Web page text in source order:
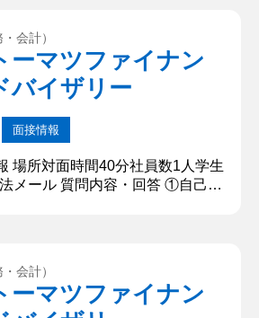
して○○祭実行委員に入ったのか
理由は2つあります。まず、自己
会計）
ーマツファイナン
バイザリー
面接情報
場所対面時間40分社員数1人学生
メール 質問内容・回答 ①自己紹
はネット広告仲介業者での長期
ディア開拓に携わり、メディア
会計）
ーマツファイナン